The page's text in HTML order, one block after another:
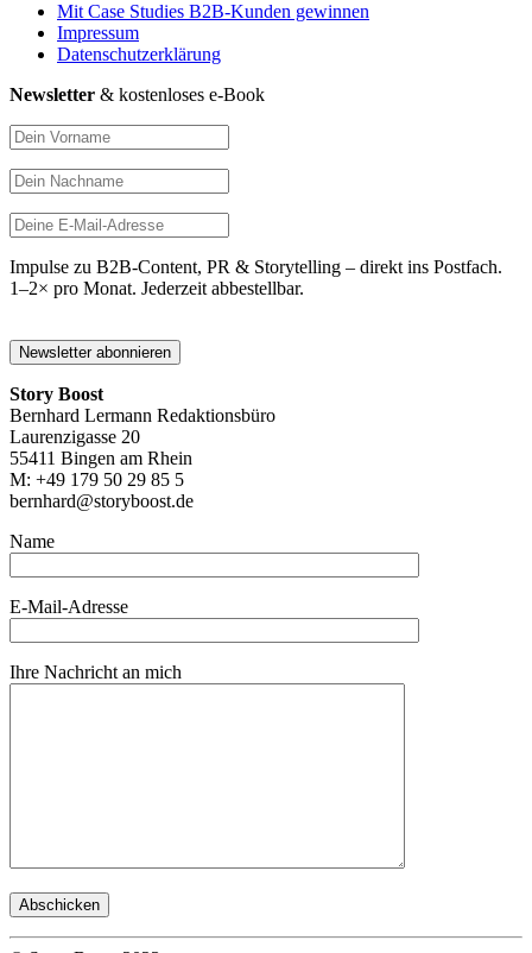
Mit Case Studies B2B-Kunden gewinnen
Impressum
Datenschutzerklärung
Newsletter & kostenloses e-Book
Impulse zu B2B-Content, PR & Storytelling – direkt ins Postfach.
1–2× pro Monat. Jederzeit abbestellbar.
Story Boost
Bernhard Lermann Redaktionsbüro
Laurenzigasse 20
55411 Bingen am Rhein
M: +49 179 50 29 85 5
bernhard@storyboost.de
Name
E-Mail-Adresse
Ihre Nachricht an mich